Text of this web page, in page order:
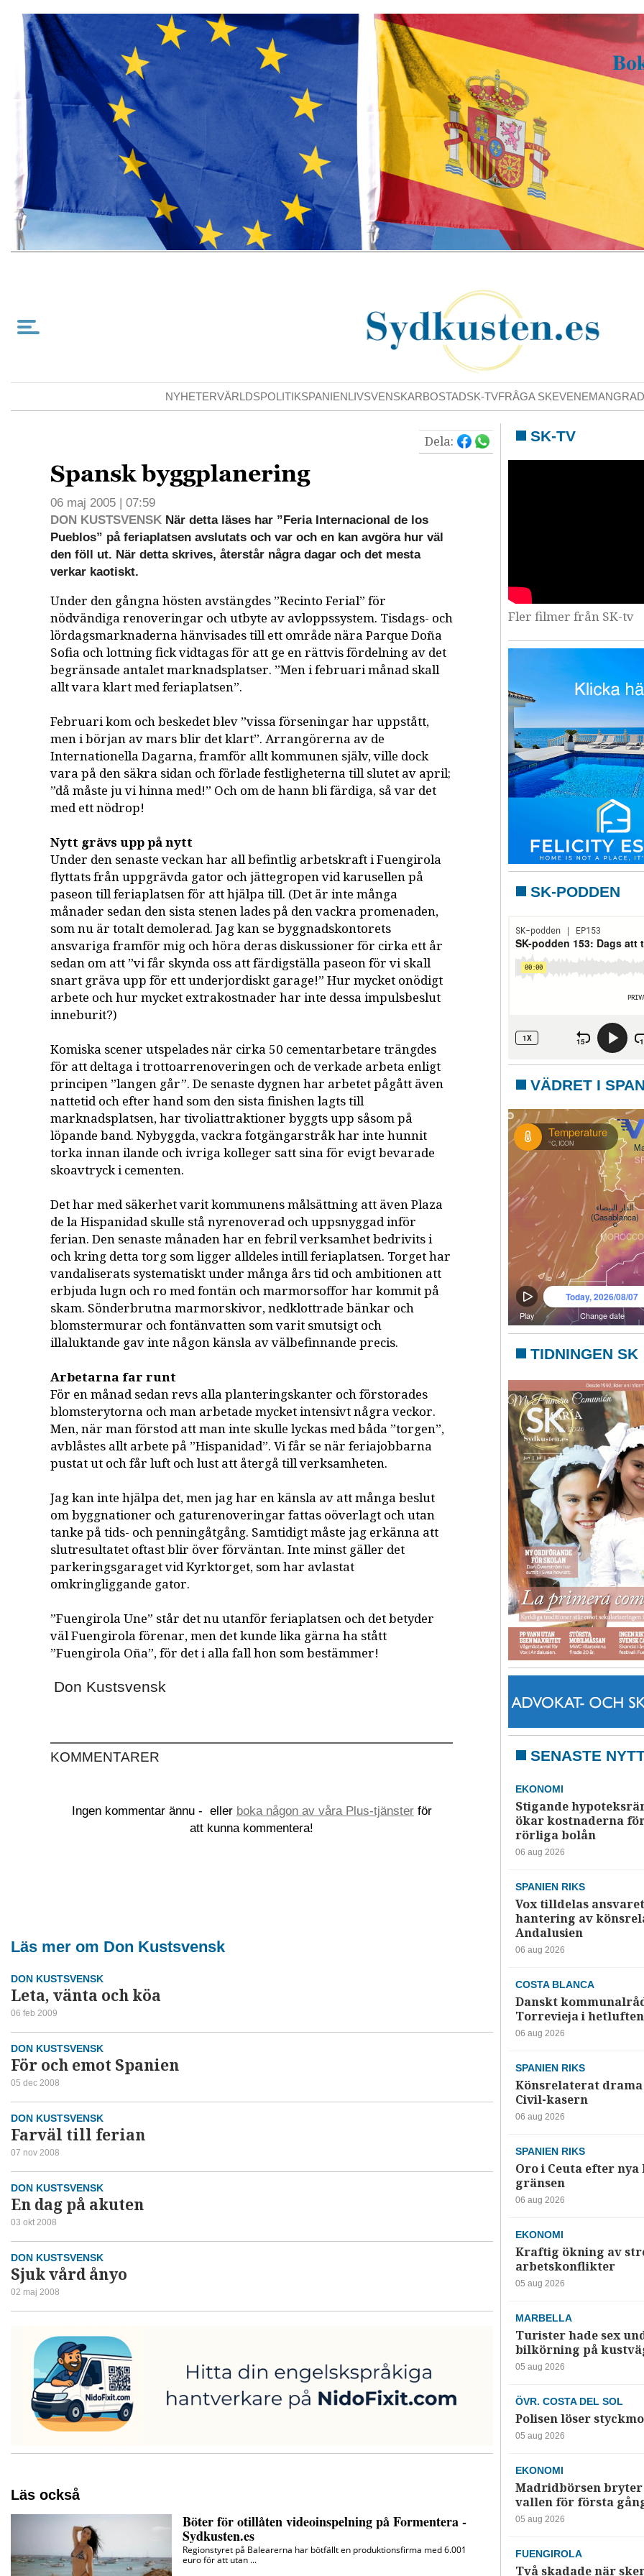
NYHETERVÄRLDSPOLITIKSPANIENLIVSVENSKARBOSTADSK-TVFRÅGA SKEVENEMANG
Dela:
Spansk byggplanering
06 maj 2005 | 07:59
DON KUSTSVENSK När detta läses har ”Feria Internacional de los
Pueblos” på feriaplatsen avslutats och var och en kan avgöra hur väl
den föll ut. När detta skrives, återstår några dagar och det mesta
verkar kaotiskt.
Under den gångna hösten avstängdes ”Recinto Ferial” för
nödvändiga renoveringar och utbyte av avloppssystem. Tisdags- och
lördagsmarknaderna hänvisades till ett område nära Parque Doña
Sofia och lottning fick vidtagas för att ge en rättvis fördelning av det
begränsade antalet marknadsplatser. ”Men i februari månad skall
allt vara klart med feriaplatsen”.
Februari kom och beskedet blev ”vissa förseningar har uppstått,
men i början av mars blir det klart”. Arrangörerna av de
Internationella Dagarna, framför allt kommunen själv, ville dock
vara på den säkra sidan och förlade festligheterna till slutet av april;
”då måste ju vi hinna med!” Och om de hann bli färdiga, så var det
med ett nödrop!
Nytt grävs upp på nytt
Under den senaste veckan har all befintlig arbetskraft i Fuengirola
flyttats från uppgrävda gator och jättegropen vid karusellen på
paseon till feriaplatsen för att hjälpa till. (Det är inte många
månader sedan den sista stenen lades på den vackra promenaden,
som nu är totalt demolerad. Jag kan se byggnadskontorets
ansvariga framför mig och höra deras diskussioner för cirka ett år
sedan om att ”vi får skynda oss att färdigställa paseon för vi skall
snart gräva upp för ett underjordiskt garage!” Hur mycket onödigt
arbete och hur mycket extrakostnader har inte dessa impulsbeslut
inneburit?)
Komiska scener utspelades när cirka 50 cementarbetare trängdes
för att deltaga i trottoarrenoveringen och de verkade arbeta enligt
principen ”langen går”. De senaste dygnen har arbetet pågått även
nattetid och efter hand som den sista finishen lagts till
marknadsplatsen, har tivoliattraktioner byggts upp såsom på
löpande band. Nybyggda, vackra fotgängarstråk har inte hunnit
torka innan ilande och ivriga kolleger satt sina för evigt bevarade
skoavtryck i cementen.
Det har med säkerhet varit kommunens målsättning att även Plaza
de la Hispanidad skulle stå nyrenoverad och uppsnyggad inför
ferian. Den senaste månaden har en febril verksamhet bedrivits i
och kring detta torg som ligger alldeles intill feriaplatsen. Torget har
vandaliserats systematiskt under många års tid och ambitionen att
erbjuda lugn och ro med fontän och marmorsoffor har kommit på
skam. Sönderbrutna marmorskivor, nedklottrade bänkar och
blomstermurar och fontänvatten som varit smutsigt och
illaluktande gav inte någon känsla av välbefinnande precis.
Arbetarna far runt
För en månad sedan revs alla planteringskanter och förstorades
blomsterytorna och man arbetade mycket intensivt några veckor.
Men, när man förstod att man inte skulle lyckas med båda ”torgen”,
avblåstes allt arbete på ”Hispanidad”. Vi får se när feriajobbarna
pustat ut och får luft och lust att återgå till verksamheten.
Jag kan inte hjälpa det, men jag har en känsla av att många beslut
om byggnationer och gaturenoveringar fattas oöverlagt och utan
tanke på tids- och penningåtgång. Samtidigt måste jag erkänna att
slutresultatet oftast blir över förväntan. Inte minst gäller det
parkeringsgaraget vid Kyrktorget, som har avlastat
omkringliggande gator.
”Fuengirola Une” står det nu utanför feriaplatsen och det betyder
väl Fuengirola förenar, men det kunde lika gärna ha stått
”Fuengirola Oña”, för det i alla fall hon som bestämmer!
Don Kustsvensk
KOMMENTARER
Ingen kommentar ännu - eller boka någon av våra Plus-tjänsterför
att kunna kommentera!
Läs mer om Don Kustsvensk
DON KUSTSVENSK
Leta, vänta och köa
06 feb 2009
DON KUSTSVENSK
För och emot Spanien
05 dec 2008
DON KUSTSVENSK
Farväl till ferian
07 nov 2008
DON KUSTSVENSK
En dag på akuten
03 okt 2008
DON KUSTSVENSK
Sjuk vård ånyo
02 maj 2008
SK-TV
Fler filmer från SK-tv
SK-PODDEN
VÄDRET I
TIDNINGEN SK
SENASTE
EKONOMI
Stigande
ökar kostnaderna
rörliga bolån
06 aug 2026
SPANIEN RIKS
Vox tilldelas
hantering av
Andalusien
06 aug 2026
COSTA BLANCA
Danskt
Torrevieja i hetluften
06 aug 2026
SPANIEN RIKS
Könsrelaterat
Civil-kasern
06 aug 2026
SPANIEN RIKS
Oro i Ceuta efter
gränsen
06 aug 2026
EKONOMI
Kraftig ökning av
arbetskonflikter
05 aug 2026
MARBELLA
Turister hade sex
bilkörning på
05 aug 2026
ÖVR. COSTA DEL SOL
Polisen löser
05 aug 2026
EKONOMI
Madridbörsen bryter
vallen för första
05 aug 2026
FUENGIROLA
Två skadade när